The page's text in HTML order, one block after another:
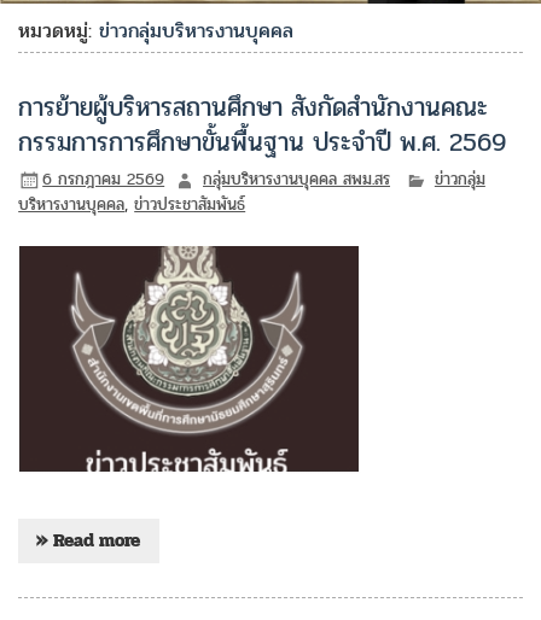
หมวดหมู่:ข่าวกลุ่มบริหารงานบุคคล
การย้ายผู้บริหารสถานศึกษา สังกัดสำนักงานคณะ
กรรมการการศึกษาขั้นพื้นฐาน ประจำปี พ.ศ. 2569
6 กรกฎาคม 2569 กลุ่มบริหารงานบุคคล สพม.สร
ข่าวกลุ่ม
บริหารงานบุคคล,ข่าวประชาสัมพันธ์
» Read more